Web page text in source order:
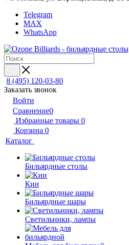
Telegram
MAX
WhatsApp
8 (495) 120-03-80
Заказать звонок
Войти
Сравнение0
Избранные товары 0
Корзина 0
Каталог
Бильярдные столы
Кии
Бильярдные шары
Светильники, лампы